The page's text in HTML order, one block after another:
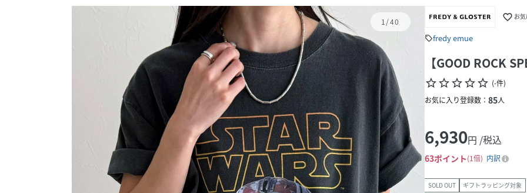
1/40 favorite_border お
sellfredy emue
【GOOD ROCK
star_borderstar_borderstar_borderstar_borderstar_border (-件)
お気に入り登録数： 85人
6,930円 /税込
63ポイント 1倍 内訳
SOLD OUT ギフトラッピング対象